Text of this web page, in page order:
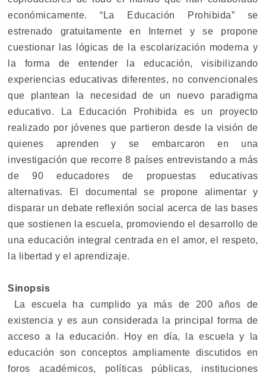
económicamente. “La Educación Prohibida” se
estrenado gratuitamente en Internet y se propone
cuestionar las lógicas de la escolarización moderna y
la forma de entender la educación, visibilizando
experiencias educativas diferentes, no convencionales
que plantean la necesidad de un nuevo paradigma
educativo. La Educación Prohibida es un proyecto
realizado por jóvenes que partieron desde la visión de
quienes aprenden y se embarcaron en una
investigación que recorre 8 países entrevistando a más
de 90 educadores de propuestas educativas
alternativas. El documental se propone alimentar y
disparar un debate reflexión social acerca de las bases
que sostienen la escuela, promoviendo el desarrollo de
una educación integral centrada en el amor, el respeto,
la libertad y el aprendizaje.
Sinopsis
La escuela ha cumplido ya más de 200 años de
existencia y es aun considerada la principal forma de
acceso a la educación. Hoy en día, la escuela y la
educación son conceptos ampliamente discutidos en
foros académicos, políticas públicas, instituciones